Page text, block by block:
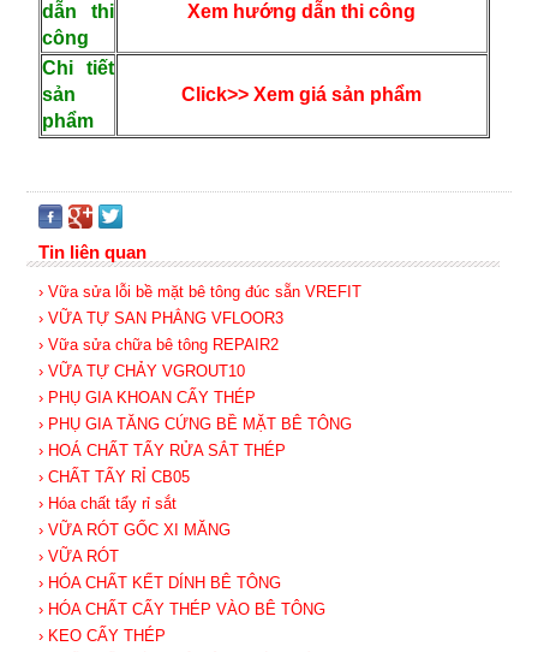
dẫn thi
công
Xem hướng dẫn thi công
Chi tiết
sản
phẩm
Click>> Xem giá sản phẩm
Tin liên quan
› Vữa sửa lỗi bề mặt bê tông đúc sẵn VREFIT
› VỮA TỰ SAN PHẲNG VFLOOR3
› Vữa sửa chữa bê tông REPAIR2
› VỮA TỰ CHẢY VGROUT10
› PHỤ GIA KHOAN CẤY THÉP
› PHỤ GIA TĂNG CỨNG BỀ MẶT BÊ TÔNG
› HOÁ CHẤT TẨY RỬA SẮT THÉP
› CHẤT TẨY RỈ CB05
› Hóa chất tẩy rỉ sắt
› VỮA RÓT GỐC XI MĂNG
› VỮA RÓT
› HÓA CHẤT KẾT DÍNH BÊ TÔNG
› HÓA CHẤT CẤY THÉP VÀO BÊ TÔNG
› KEO CẤY THÉP